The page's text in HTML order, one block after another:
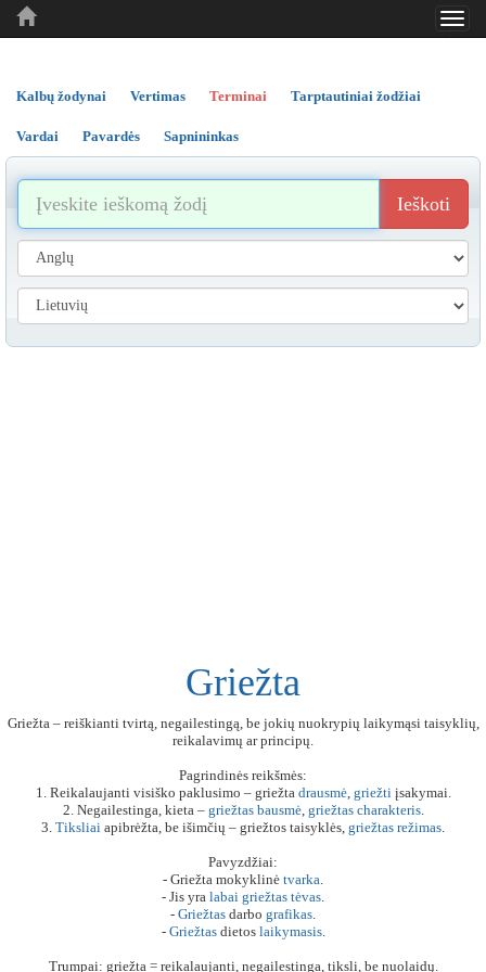
..
..
Kalbų žodynai Vertimas Terminai Tarptautiniai žodžiai
Vardai Pavardės Sapnininkas
Ieškoti
Griežta
Griežta – reiškianti tvirtą, negailestingą, be jokių nuokrypių laikymąsi taisyklių,
reikalavimų ar principų.
Pagrindinės reikšmės:
1. Reikalaujanti visiško paklusimo – griežta drausmė, griežtiįsakymai.
2. Negailestinga, kieta – griežtas bausmė, griežtas charakteris.
3. Tiksliai apibrėžta, be išimčių – griežtos taisyklės, griežtas režimas.
Pavyzdžiai:
- Griežta mokyklinė tvarka.
- Jis yra labai griežtas tėvas.
- Griežtas darbo grafikas.
- Griežtasdietos laikymasis.
Trumpai: griežta = reikalaujanti, negailestinga, tiksli, be nuolaidų.